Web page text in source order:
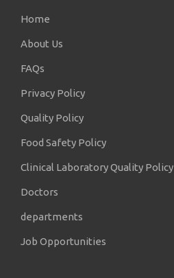
Home
About Us
FAQs
Privacy Policy
Quality Policy
Food Safety Policy
Clinical Laboratory Quality Policy
Doctors
departments
Job Opportunities